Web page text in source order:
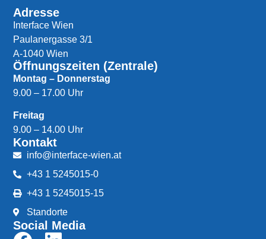
Adresse
Interface Wien
Paulanergasse 3/1
A-1040 Wien
Öffnungszeiten (Zentrale)
Montag – Donnerstag
9.00 – 17.00 Uhr
Freitag
9.00 – 14.00 Uhr
Kontakt
info@interface-wien.at
+43 1 5245015-0
+43 1 5245015-15
Standorte
Social Media